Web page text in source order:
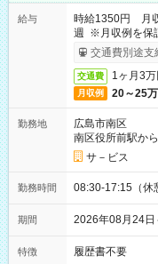
給与
時給1350円 月
週 ※月収例を保
ービス利用可（
交通費別途支
交通費 1ヶ月3
月収例 20～25
勤務地
広島市南区
南区役所前駅か
サ－ビス
勤務時間 08:30-17:15（休
期間 2026年08月24
特徴 履歴書不要